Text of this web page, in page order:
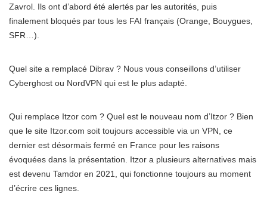
Zavrol. Ils ont d’abord été alertés par les autorités, puis
finalement bloqués par tous les FAI français (Orange, Bouygues,
SFR…).
Quel site a remplacé Dibrav ? Nous vous conseillons d’utiliser
Cyberghost ou NordVPN qui est le plus adapté.
Qui remplace Itzor com ? Quel est le nouveau nom d’Itzor ? Bien
que le site Itzor.com soit toujours accessible via un VPN, ce
dernier est désormais fermé en France pour les raisons
évoquées dans la présentation. Itzor a plusieurs alternatives mais
est devenu Tamdor en 2021, qui fonctionne toujours au moment
d’écrire ces lignes.